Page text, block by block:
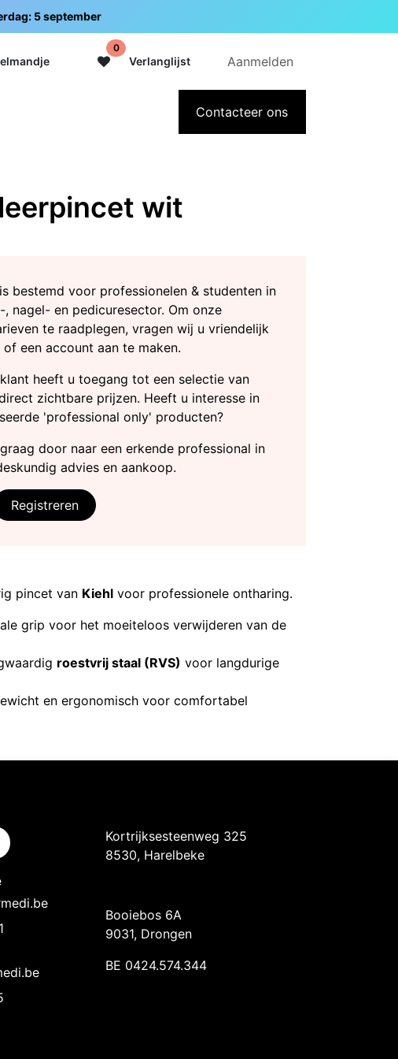
5 september
0
Verlanglijst Aanmelden
Over IntermediContacteer ons
wit
pincet van Kiehl voor professionele ontharing.
grip voor het moeiteloos verwijderen van de
roestvrij staal (RVS) voor langdurige
en ergonomisch voor comfortabel
bestemd voor professionelen & studenten in
, nagel- en pedicuresector. Om onze
te raadplegen, vragen wij u vriendelijk
een account aan te maken.
heeft u toegang tot een selectie van
zichtbare prijzen. Heeft u interesse in
'professional only' producten?
door naar een erkende professional in
advies en aankoop.
Registreren
Kortrijksesteenweg 325
8530, Harelbeke
Booiebos 6A
9031, Drongen
BE 0424.574.344